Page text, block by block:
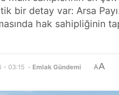
bir detay var: Arsa
hak sahipliğinin
- 03:15 - Emlak Gündemi AA